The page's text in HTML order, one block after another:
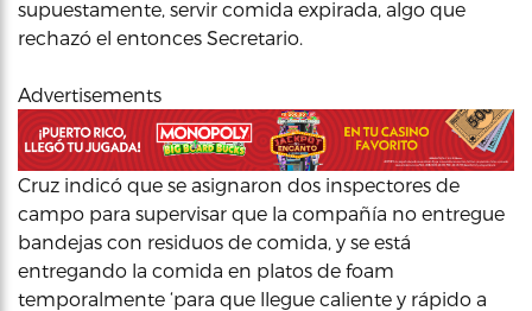
supuestamente, servir comida expirada, algo que
rechazó el entonces Secretario.
Advertisements
Cruz indicó que se asignaron dos inspectores de
campo para supervisar que la compañía no entregue
bandejas con residuos de comida, y se está
entregando la comida en platos de foam
temporalmente ‘para que llegue caliente y rápido a